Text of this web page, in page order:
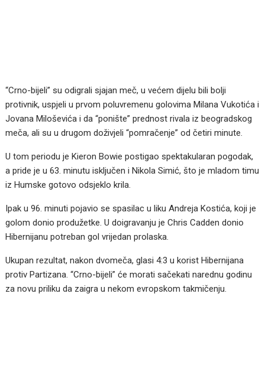
“Crno-bijeli” su odigrali sjajan meč, u većem dijelu bili bolji
protivnik, uspjeli u prvom poluvremenu golovima Milana Vukotića i
Jovana Miloševića i da “ponište” prednost rivala iz beogradskog
meča, ali su u drugom doživjeli “pomračenje” od četiri minute.
U tom periodu je Kieron Bowie postigao spektakularan pogodak,
a pride je u 63. minutu isključen i Nikola Simić, što je mladom timu
iz Humske gotovo odsjeklo krila.
Ipak u 96. minuti pojavio se spasilac u liku Andreja Kostića, koji je
golom donio produžetke. U doigravanju je Chris Cadden donio
Hibernijanu potreban gol vrijedan prolaska.
Ukupan rezultat, nakon dvomeča, glasi 4:3 u korist Hibernijana
protiv Partizana. “Crno-bijeli” će morati sačekati narednu godinu
za novu priliku da zaigra u nekom evropskom takmičenju.